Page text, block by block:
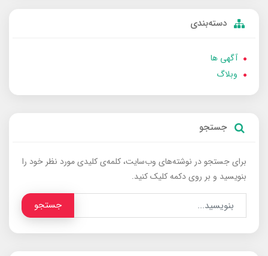
دسته‌بندی
آگهی ها
وبلاگ
جستجو
برای جستجو در نوشته‌های وب‌سایت، کلمه‌ی کلیدی مورد نظر خود را
بنویسید و بر روی دکمه کلیک کنید.
جستجو